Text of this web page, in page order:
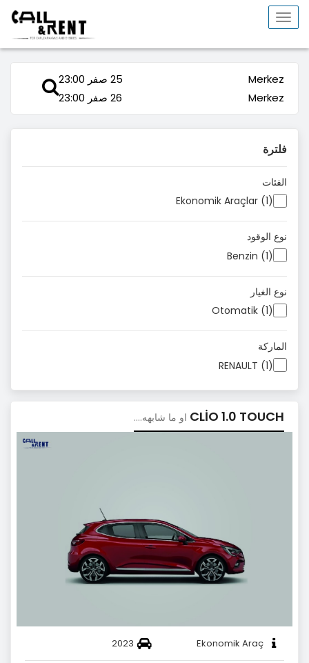
Toggle
Merkez
25 صفر 23:00
Merkez
26 صفر 23:00
فلترة
الفئات
Ekonomik Araçlar (1)
نوع الوقود
Benzin (1)
نوع الغيار
Otomatik (1)
الماركة
RENAULT (1)
CLİO 1.0 TOUCH او ما شابهه....
2023 Ekonomik Araç